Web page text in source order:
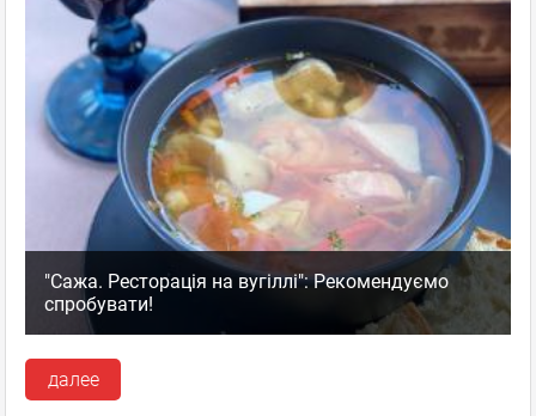
"Сажа. Ресторація на вугіллі": Рекомендуємо
спробувати!
далее